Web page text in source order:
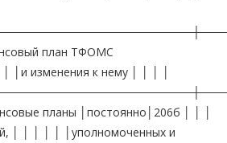
план ТФОМС
│и изменения к нему │ │ │ │
планы │постоянно│206б │ │ │
│ │ │ │ │ │уполномоченных и